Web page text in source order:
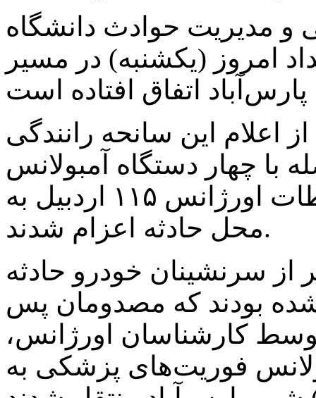
و مدیریت حوادث دانشگاه
امروز (یکشنبه) در مسیر
اعلام این سانحه رانندگی
با چهار دستگاه آمبولانس
فوریت‌های پزشکی مرکز ارتباطات اورژانس ۱۱۵ اردبیل به
محل حادثه اعزام شدند.
از سرنشینان خودرو حادثه
نفر مصدوم شده بودند که مصدومان پس
توسط کارشناسان اورژانس،
فوریت‌های پزشکی به